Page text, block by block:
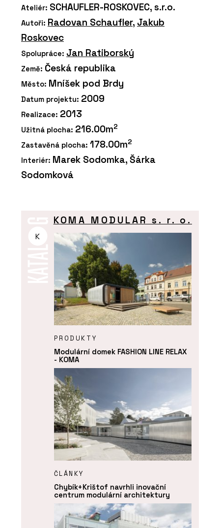
Ateliér: SCHAUFLER-ROSKOVEC, s.r.o.
Autoři: Radovan Schaufler, Jakub
Roskovec
Spolupráce: Jan Ratiborský
Země: Česká republika
Město: Mníšek pod Brdy
Datum projektu: 2009
Realizace: 2013
Užitná plocha: 216.00m2
Zastavěná plocha: 178.00m2
Interiér: Marek Sodomka, Šárka
Sodomková
K
KOMA MODULAR s. r. o.
PRODUKTY
Modulární domek FASHION LINE RELAX
- KOMA
ČLÁNKY
Chybík+Krištof navrhli inovační
centrum modulární architektury